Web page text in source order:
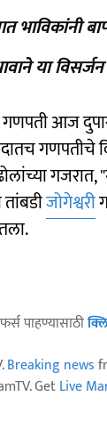
या
गणपती आज
गजरात,
जोगेश्वरी
पाहण्यासाठी
Breaking news
GetLive